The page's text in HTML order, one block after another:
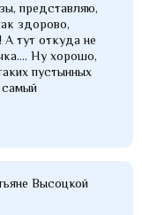
представляю,
здорово,
А тут откуда не
Ну хорошо,
пустынных
Высоцкой